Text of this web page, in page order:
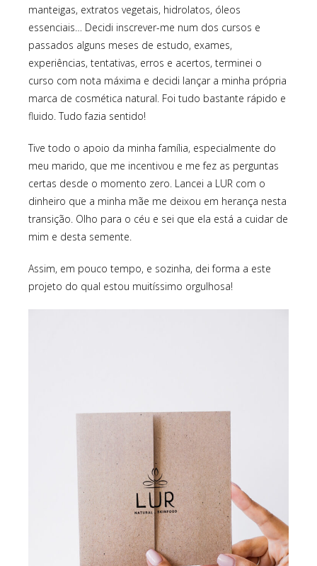
manteigas, extratos vegetais, hidrolatos, óleos
essenciais… Decidi inscrever-me num dos cursos e
passados alguns meses de estudo, exames,
experiências, tentativas, erros e acertos, terminei o
curso com nota máxima e decidi lançar a minha própria
marca de cosmética natural. Foi tudo bastante rápido e
fluido. Tudo fazia sentido!
Tive todo o apoio da minha família, especialmente do
meu marido, que me incentivou e me fez as perguntas
certas desde o momento zero. Lancei a LUR com o
dinheiro que a minha mãe me deixou em herança nesta
transição. Olho para o céu e sei que ela está a cuidar de
mim e desta semente.
Assim, em pouco tempo, e sozinha, dei forma a este
projeto do qual estou muitíssimo orgulhosa!